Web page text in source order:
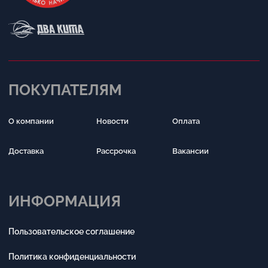
Написать в Telegram
Обратный звонок